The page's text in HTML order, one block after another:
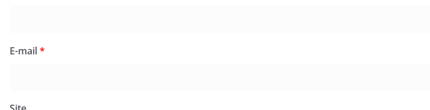
E-mail*